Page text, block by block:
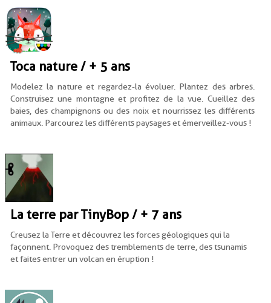
Toca nature / + 5 ans
Modelez la nature et regardez-la évoluer. Plantez des arbres.
Construisez une montagne et profitez de la vue. Cueillez des
baies, des champignons ou des noix et nourrissez les différents
animaux. Parcourez les différents paysages et émerveillez-vous !
La terre par TinyBop / + 7 ans
Creusez la Terre et découvrez les forces géologiques qui la
façonnent. Provoquez des tremblements de terre, des tsunamis
et faites entrer un volcan en éruption !